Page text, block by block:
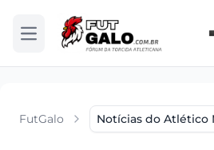
Abrir menu
FutGalo Notícias do Atlético